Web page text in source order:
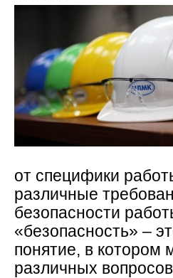
от специфики
различные
безопасности
«безопасность» –
понятие, в котором
различных